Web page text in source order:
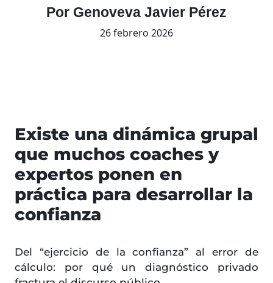
Por Genoveva Javier Pérez
26 febrero 2026
Existe una dinámica grupal
que muchos coaches y
expertos ponen en
práctica para desarrollar la
confianza
Del “ejercicio de la confianza” al error de
cálculo: por qué un diagnóstico privado